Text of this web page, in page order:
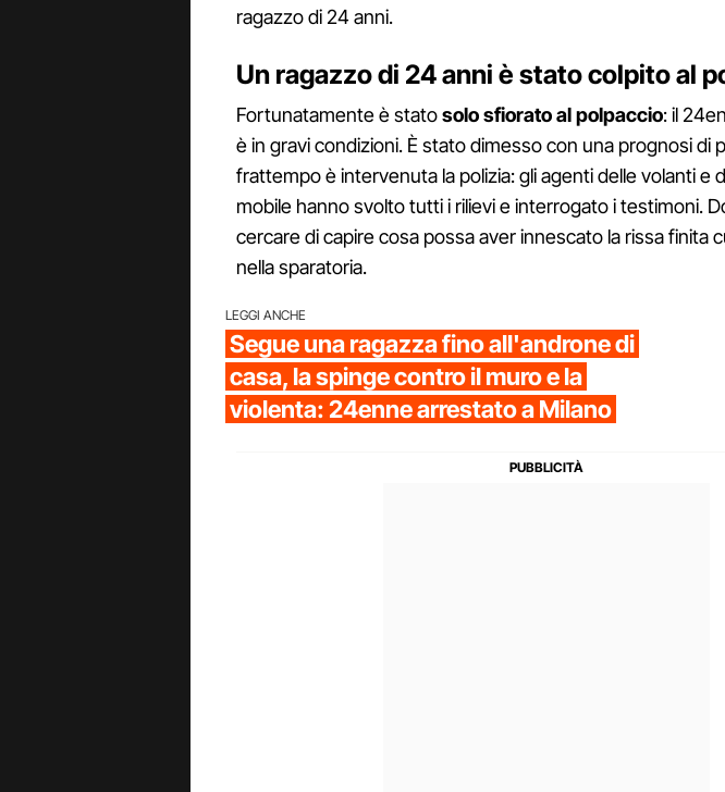
ragazzo di 24 anni.
Un ragazzo di 24 anni è stato colpito al
Fortunatamente è statosolo sfiorato al polpaccio: il
è in gravi condizioni. È stato dimesso con una prognosi di
frattempo è intervenuta la polizia: gli agenti delle volanti e
mobile hanno svolto tutti i rilievi e interrogato i testimoni.
cercare di capire cosa possa aver innescato la rissa finita
nella sparatoria.
LEGGI ANCHE
Segue una ragazza fino all'androne di
casa, la spinge contro il muro e la
violenta: 24enne arrestato a Milano